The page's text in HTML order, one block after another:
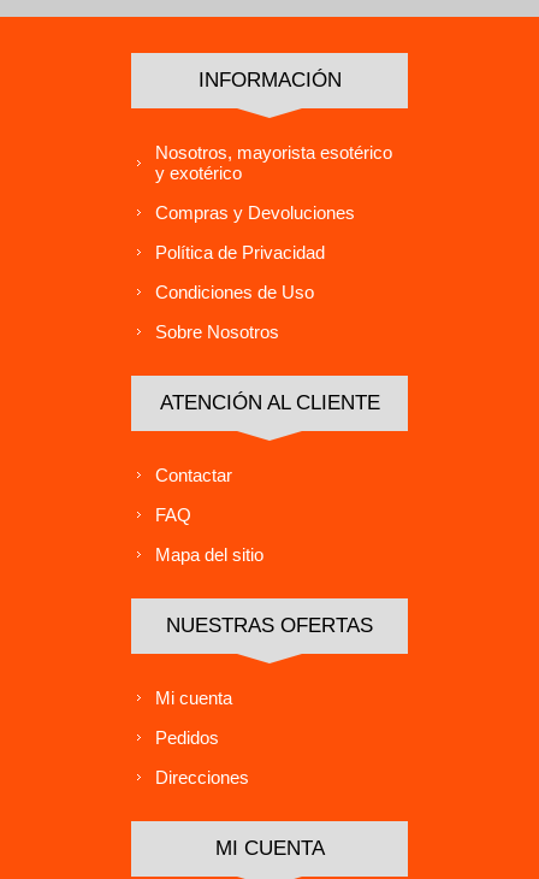
INFORMACIÓN
Nosotros, mayorista esotérico
y exotérico
Compras y Devoluciones
Política de Privacidad
Condiciones de Uso
Sobre Nosotros
ATENCIÓN AL CLIENTE
Contactar
FAQ
Mapa del sitio
NUESTRAS OFERTAS
Mi cuenta
Pedidos
Direcciones
MI CUENTA